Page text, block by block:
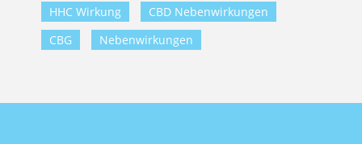
HHC Wirkung
CBD Nebenwirkungen
CBG
Nebenwirkungen